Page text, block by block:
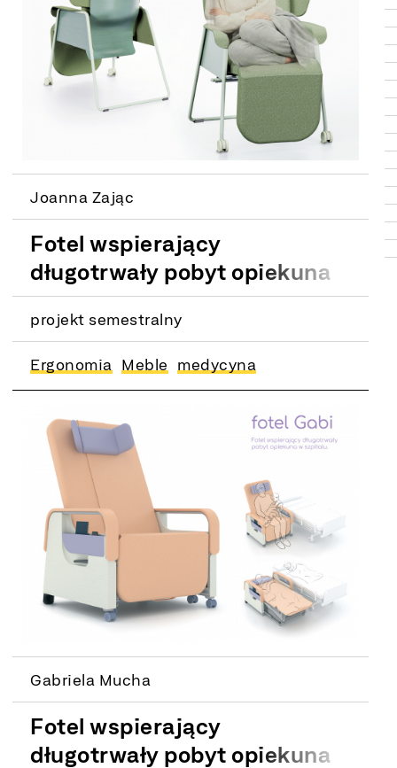
Joanna Zając
Fotel wspierający
długotrwały pobyt opiekuna
w szpitalu. Współpraca z
firmą Formed Żywiec
projekt semestralny
Ergonomia Meble medycyna
Gabriela Mucha
Fotel wspierający
długotrwały pobyt opiekuna